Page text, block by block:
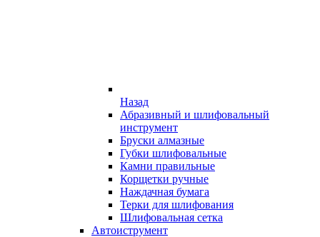
Назад
Абразивный и шлифовальный
инструмент
Бруски алмазные
Губки шлифовальные
Камни правильные
Корщетки ручные
Наждачная бумага
Терки для шлифования
Шлифовальная сетка
Автоиструмент